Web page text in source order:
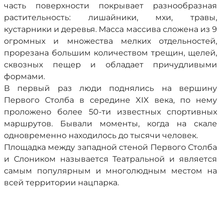
часть поверхности покрывает разнообразная
растительность: лишайники, мхи, травы,
кустарники и деревья. Масса массива сложена из 9
огромных и множества мелких отдельностей,
прорезана большим количеством трещин, щелей,
сквозных пещер и обладает причудливыми
формами.
В первый раз люди поднялись на вершину
Первого Столба в середине XIX века, по нему
проложено более 50-ти известных спортивных
маршрутов. Бывали моменты, когда на скале
одновременно находилось до тысячи человек.
Площадка между западной стеной Первого Столба
и Слоником называется Театральной и является
самым популярным и многолюдным местом на
всей территории нацпарка.